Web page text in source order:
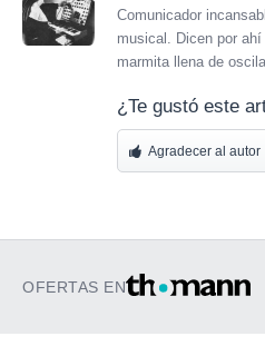
Comunicador
musical. Dicen por
marmita llena de
¿Te gustó este
Agradecer al autor
OFERTAS EN